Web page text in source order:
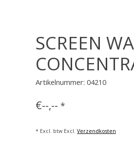
SCREEN
Artikelnummer: 04210
€--,-- *
* Excl. btw Excl. Verzendkosten